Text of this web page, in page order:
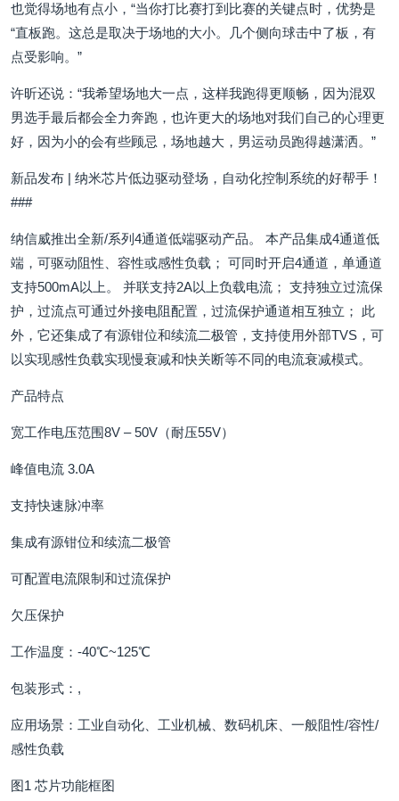
也觉得场地有点小，“当你打比赛打到比赛的关键点时，优势是
“直板跑。这总是取决于场地的大小。几个侧向球击中了板，有
点受影响。”
许昕还说：“我希望场地大一点，这样我跑得更顺畅，因为混双
男选手最后都会全力奔跑，也许更大的场地对我们自己的心理更
好，因为小的会有些顾忌，场地越大，男运动员跑得越潇洒。”
新品发布 | 纳米芯片低边驱动登场，自动化控制系统的好帮手！
###
纳信威推出全新/系列4通道低端驱动产品。 本产品集成4通道低
端，可驱动阻性、容性或感性负载； 可同时开启4通道，单通道
支持500mA以上。 并联支持2A以上负载电流； 支持独立过流保
护，过流点可通过外接电阻配置，过流保护通道相互独立； 此
外，它还集成了有源钳位和续流二极管，支持使用外部TVS，可
以实现感性负载实现慢衰减和快关断等不同的电流衰减模式。
产品特点
宽工作电压范围8V – 50V（耐压55V）
峰值电流 3.0A
支持快速脉冲率
集成有源钳位和续流二极管
可配置电流限制和过流保护
欠压保护
工作温度：-40℃~125℃
包装形式：,
应用场景：工业自动化、工业机械、数码机床、一般阻性/容性/
感性负载
图1 芯片功能框图